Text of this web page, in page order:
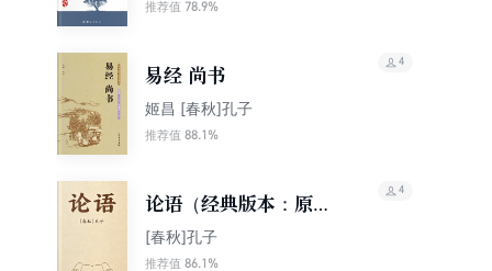
推荐值 78.9%
易经 尚书
姬昌 [春秋]孔子
推荐值 88.1%
4
论语（经典版本：原文
+注释+译文）
[春秋]孔子
推荐值 86.1%
4